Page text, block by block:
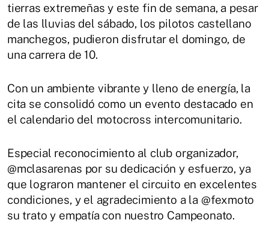
tierras extremeñas y este fin de semana, a pesar
de las lluvias del sábado, los pilotos castellano
manchegos, pudieron disfrutar el domingo, de
una carrera de 10.
Con un ambiente vibrante y lleno de energía, la
cita se consolidó como un evento destacado en
el calendario del motocross intercomunitario.
Especial reconocimiento al club organizador,
@mclasarenas por su dedicación y esfuerzo, ya
que lograron mantener el circuito en excelentes
condiciones, y el agradecimiento a la @fexmoto
su trato y empatía con nuestro Campeonato.